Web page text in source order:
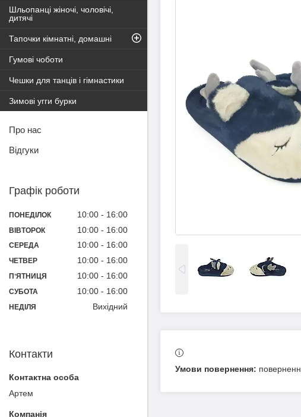
Шльопанці жіночі, чоловічі,
дитячі
Тапочки кімнатні, домашні
Гумові чоботи
Чешки для танців і гімнастики
Зимові угги бурки
Про нас
Відгуки
Графік роботи
ПОНЕДІЛОК 10:00 16:00
ВІВТОРОК 10:00 16:00
СЕРЕДА 10:00 16:00
ЧЕТВЕР 10:00 16:00
ПʼЯТНИЦЯ 10:00 16:00
СУБОТА 10:00 16:00
НЕДІЛЯ Вихідний
Контакти
Артем